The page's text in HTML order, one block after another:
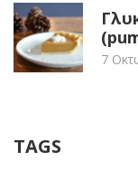
7
TAGS